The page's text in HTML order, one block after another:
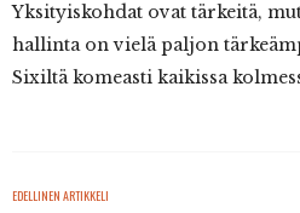
Yksityiskohdat ovat tärkeitä,
hallinta on vielä paljon
Sixiltä komeasti kaikissa
EDELLINEN ARTIKKELI